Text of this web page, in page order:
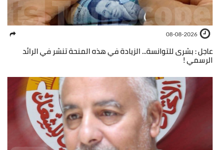
08-08-2026
عاجل : بشرى للتوانسة... الزيادة في هذه المنحة تنشر في الرائد
الرسمي !